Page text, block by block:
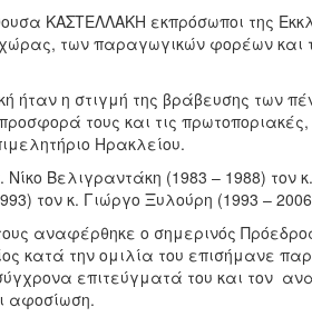
ΚΑΣΤΕΛΛΑΚΗ εκπρόσωποι της
των παραγωγικών φορέων και
ήταν η στιγμή της βράβευσης των
τους και τις
Ηρακλείου.
Νίκο Βελιγραντάκη (1983 – 1988)
τον κ. Γιώργο Ξυλούρη (1993 –
αναφέρθηκε ο σημερινός
κατά την ομιλία του επισήμανε
επιτεύγματά του και τον
αφοσίωση.